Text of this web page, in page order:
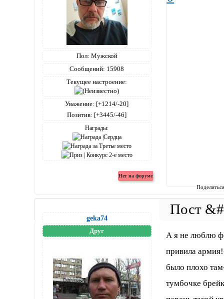
Пол: Мужской
Сообщений: 15908
Текущее настроение:
Уважение: [+1214/-20]
Позитив: [+3445/-46]
Награды:
geka74
Друг
А я не люблю
привила
было плохо
тумбочке